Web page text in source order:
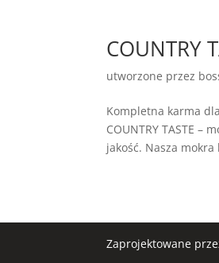
COUNTRY
utworzone przez
Kompletna karma
COUNTRY TASTE –
jakość. Nasza
Zaprojektowane